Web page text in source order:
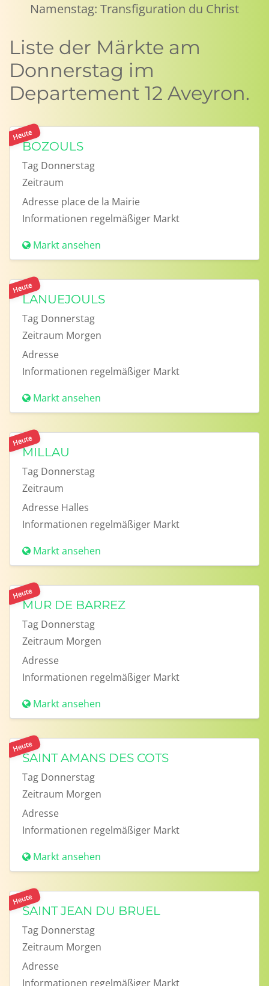
Namenstag: Transfiguration du Christ
Liste der Märkte am
Donnerstag im
Departement 12 Aveyron.
Heute
BOZOULS
Tag Donnerstag
Zeitraum
Adresse place de la Mairie
Informationen regelmäßiger Markt
Markt ansehen
Heute
LANUEJOULS
Tag Donnerstag
Zeitraum Morgen
Adresse
Informationen regelmäßiger Markt
Markt ansehen
Heute
MILLAU
Tag Donnerstag
Zeitraum
Adresse Halles
Informationen regelmäßiger Markt
Markt ansehen
Heute
MUR DE BARREZ
Tag Donnerstag
Zeitraum Morgen
Adresse
Informationen regelmäßiger Markt
Markt ansehen
Heute
SAINT AMANS DES COTS
Tag Donnerstag
Zeitraum Morgen
Adresse
Informationen regelmäßiger Markt
Markt ansehen
Heute
SAINT JEAN DU BRUEL
Tag Donnerstag
Zeitraum Morgen
Adresse
Informationen regelmäßiger Markt